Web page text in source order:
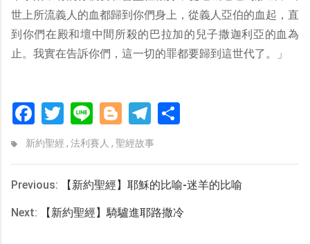
世上所流義人的血都歸到你們身上，從義人亞伯的血起，直
到你們在殿和壇中間所殺的巴拉加的兒子撒迦利亞的血為
止。我實在告訴你們，這一切的罪都要歸到這世代了。」
FacebookTwitter Line Blogger Telegram
新約聖經 , 法利賽人 , 聖經故事
Previous: 【新約聖經】耶穌的比喻-迷羊的比喻
Next: 【新約聖經】騎驢進耶路撒冷